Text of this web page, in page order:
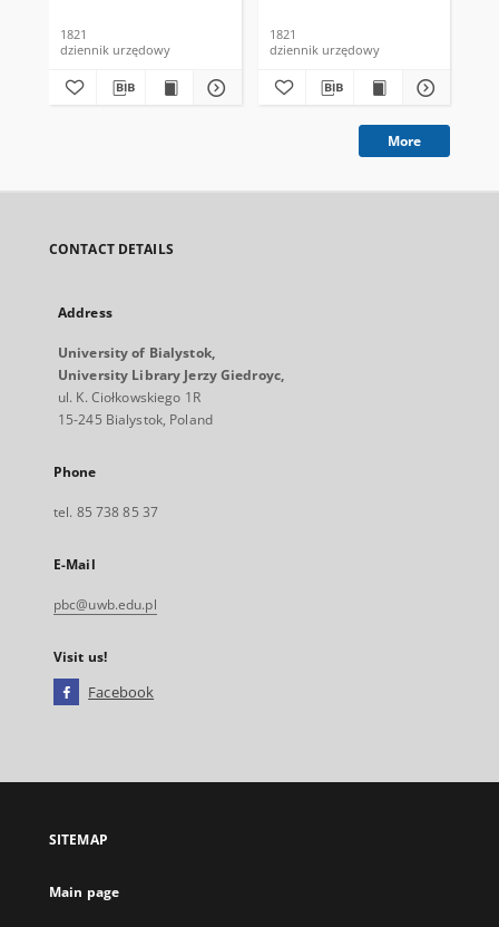
1821
dziennik urzędowy
1821
dziennik urzędowy
More
CONTACT DETAILS
Address
University of Bialystok,
University Library Jerzy Giedroyc,
ul. K. Ciołkowskiego 1R
15-245 Bialystok, Poland
Phone
tel. 85 738 85 37
E-Mail
pbc@uwb.edu.pl
Visit us!
Facebook
open
new
SITEMAP
Main page